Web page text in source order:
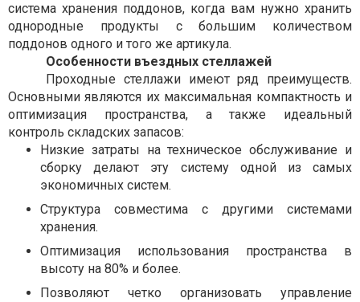
система хранения поддонов, когда вам нужно хранить
однородные продукты с большим количеством
поддонов одного и того же артикула.
Особенности въездных стеллажей
Проходные стеллажи имеют ряд преимуществ.
Основными являются их максимальная компактность и
оптимизация пространства, а также идеальный
контроль складских запасов:
Низкие затраты на техническое обслуживание и
сборку делают эту систему одной из самых
экономичных систем.
Структура совместима с другими системами
хранения.
Оптимизация использования пространства в
высоту на 80% и более.
Позволяют четко организовать управление